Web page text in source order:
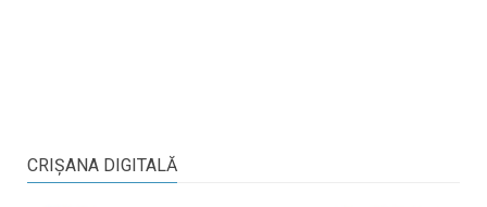
CRIŞANA DIGITALĂ